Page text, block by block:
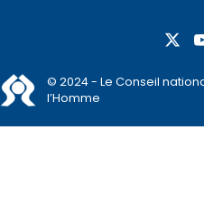
© 2024 - Le Conseil
l’Homme